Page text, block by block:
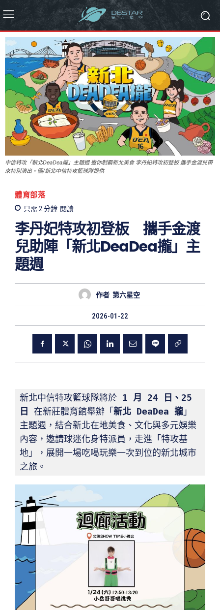
中信特攻「新北DeaDea攏」主題週 邀你制霸新北美食 李丹妃特攻初登板 攜手金渡兒帶
來特別演出。圖/新北中信特攻籃球隊提供
體育部落
只需 2分鐘 閱讀
李丹妃特攻初登板 攜手金渡
兒助陣「新北DeaDea攏」主
題週
作者 第六星空
2026-01-22
新北中信特攻籃球隊將於 1 月 24 日、25
日
在新莊體育館舉辦「 新北 DeaDea 攏 」
主題週，結合新北在地美食、文化與多元娛樂
內容，邀請球迷化身特派員，走進「特攻基
地」，展開一場吃喝玩樂一次到位的新北城市
之旅。